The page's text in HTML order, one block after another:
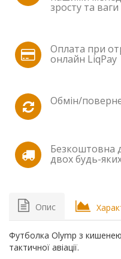
зросту та ваги
Оплата при
онлайн LiqPay
Обмін/
Безкоштовна
двох будь-
Опис
Футболка Olymp з
тактичної авіації.